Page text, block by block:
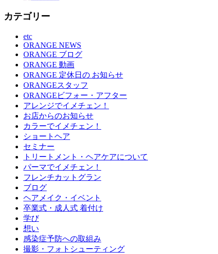
カテゴリー
etc
ORANGE NEWS
ORANGE ブログ
ORANGE 動画
ORANGE 定休日の お知らせ
ORANGEスタッフ
ORANGEビフォー・アフター
アレンジでイメチェン！
お店からのお知らせ
カラーでイメチェン！
ショートヘア
セミナー
トリートメント・ヘアケアについて
パーマでイメチェン！
フレンチカットグラン
ブログ
ヘアメイク・イベント
卒業式・成人式 着付け
学び
想い
感染症予防への取組み
撮影・フォトシューティング